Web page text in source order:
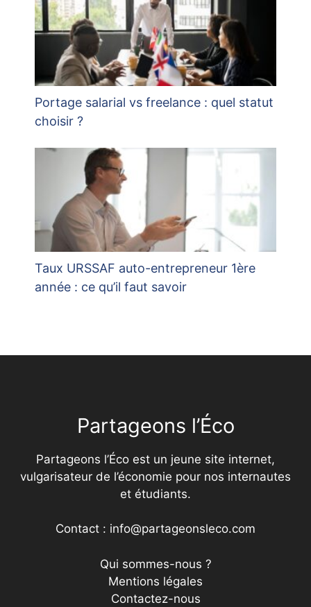
Portage salarial vs freelance : quel statut
choisir ?
Taux URSSAF auto-entrepreneur 1ère
année : ce qu’il faut savoir
Partageons l’Éco
Partageons l’Éco est un jeune site internet,
vulgarisateur de l’économie pour nos internautes
et étudiants.
Contact : info@partageonsleco.com
Qui sommes-nous ?
Mentions légales
Contactez-nous